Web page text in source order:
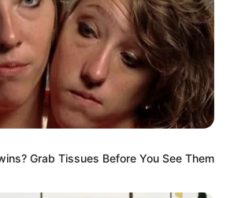
Grab Tissues Before You See Them